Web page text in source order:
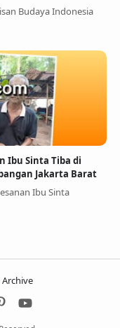
Budaya Indonesia
Ibu Sinta Tiba di
Jakarta Barat
Ibu Sinta
Archive